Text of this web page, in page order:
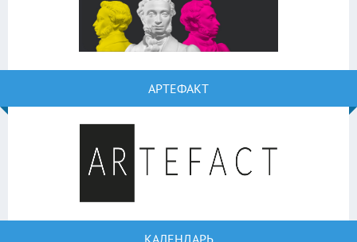
АРТЕФАКТ
КАЛЕНДАРЬ